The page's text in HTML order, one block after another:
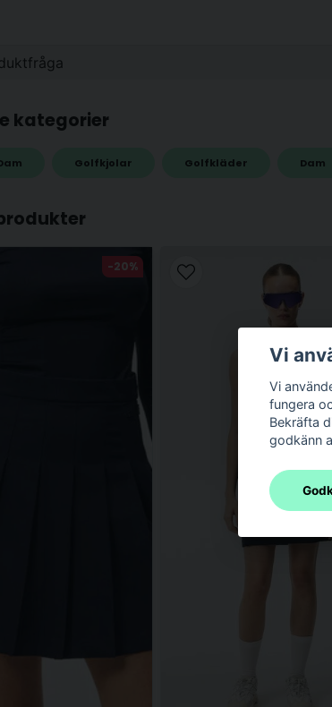
-20%
100% polyester
om denna produkten...
publicera min fråga
kategorier
Golfkjolar Golfkläder Dam
Vi
Vi
fungera
Bekräfta
godkänn